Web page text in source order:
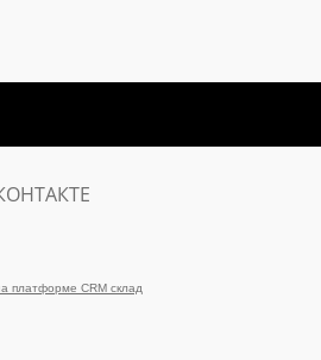
платформе CRM склад